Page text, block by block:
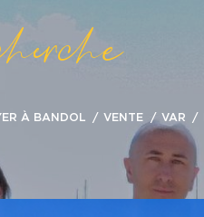
ece
À BANDOL VENTE VAR